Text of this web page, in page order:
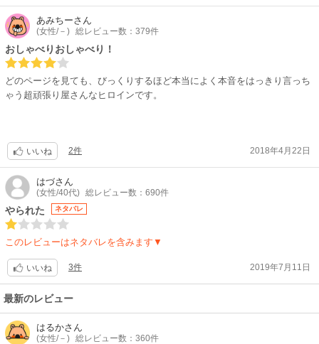
あみちーさん
(女性/－) 総レビュー数：379件
おしゃべりおしゃべり！
どのページを見ても、びっくりするほど本当によく本音をはっきり言っち
ゃう超頑張り屋さんなヒロインです。
いいね 2件 2018年4月22日
はづさん
(女性/40代) 総レビュー数：690件
やられた ネタバレ
このレビューはネタバレを含みます▼
いいね 3件 2019年7月11日
最新のレビュー
はるかさん
(女性/－) 総レビュー数：360件